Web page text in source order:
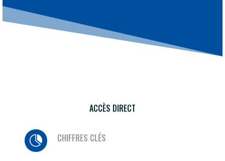
ACCÈS DIRECT
 CHIFFRES CLÉS